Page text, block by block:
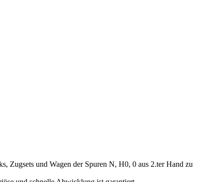
Zugsets und Wagen der Spuren N, H0, 0 aus 2.ter Hand zu